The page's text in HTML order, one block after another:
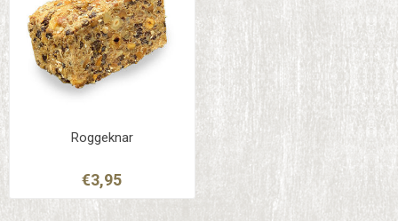
Roggeknar
€3,95